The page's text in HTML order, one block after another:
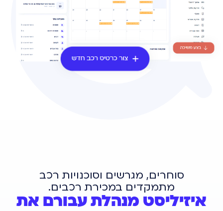
סוחרים, מגרשים וסוכנויות רכב
מתמקדים במכירת רכבים.
איזיליסט מנהלת עבורם את